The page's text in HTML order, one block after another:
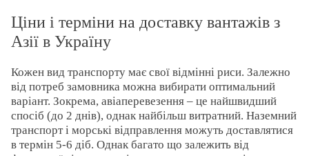
Ціни і терміни на доставку вантажів з
Азії в Україну
Кожен вид транспорту має свої відмінні риси. Залежно
від потреб замовника можна вибирати оптимальний
варіант. Зокрема, авіаперевезення – це найшвидший
спосіб (до 2 днів), однак найбільш витратний. Наземний
транспорт і морські відправлення можуть доставлятися
в термін 5-6 діб. Однак багато що залежить від